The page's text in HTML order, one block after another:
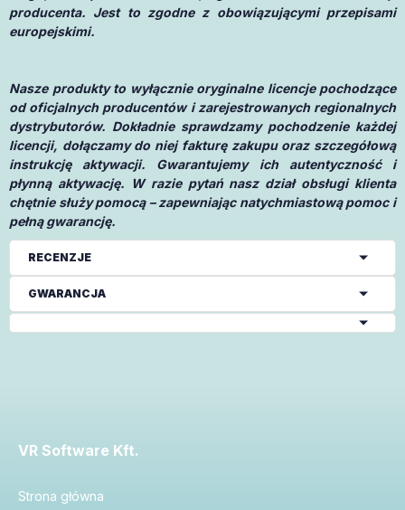
producenta. Jest to zgodne z obowiązującymi przepisami
europejskimi.
Nasze produkty to wyłącznie oryginalne licencje pochodzące
od oficjalnych producentów i zarejestrowanych regionalnych
dystrybutorów. Dokładnie sprawdzamy pochodzenie każdej
licencji, dołączamy do niej fakturę zakupu oraz szczegółową
instrukcję aktywacji. Gwarantujemy ich autentyczność i
płynną aktywację. W razie pytań nasz dział obsługi klienta
chętnie służy pomocą – zapewniając natychmiastową pomoc i
pełną gwarancję.
RECENZJE
GWARANCJA
VR Software Kft.
Strona główna